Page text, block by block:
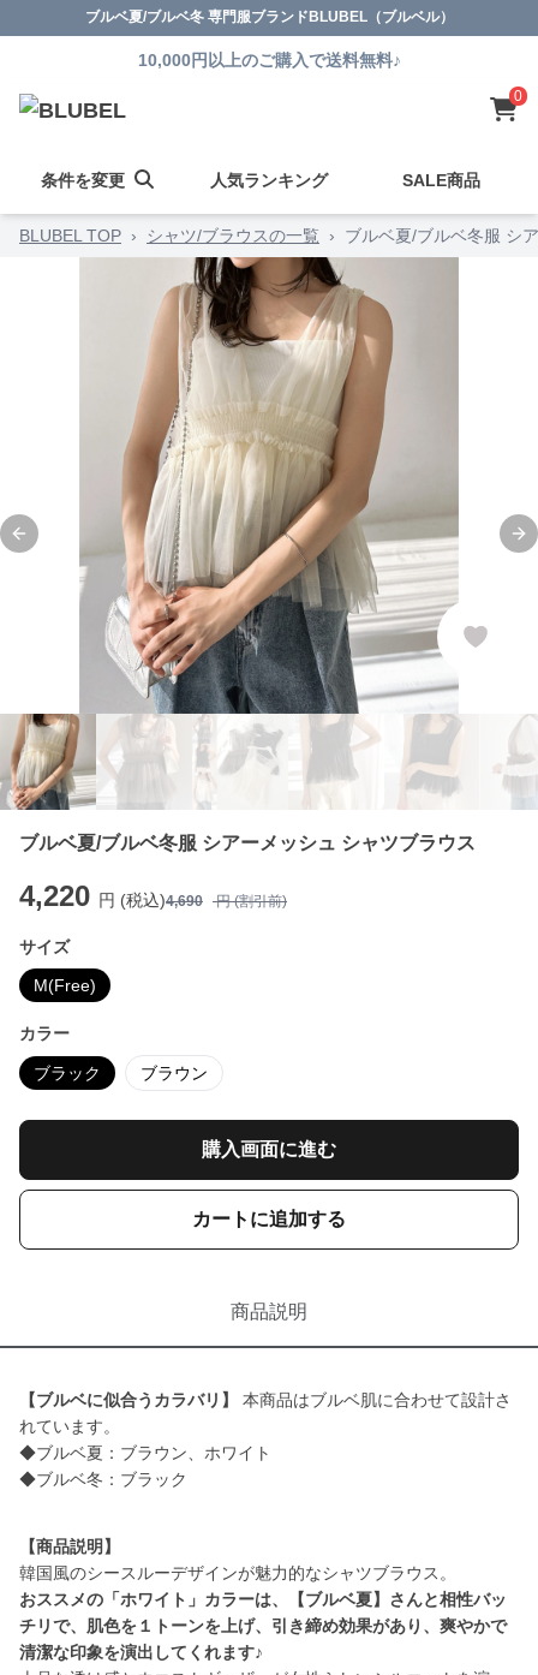
ブルベ夏/ブルベ冬 専門服ブランドBLUBEL（ブルベル）
10,000円以上のご購入で送料無料♪
0
条件を変更 人気ランキング SALE商品
BLUBEL TOP › シャツ/ブラウスの一覧 › ブルベ夏/ブルベ冬服 シ
Previous slide
ブルベ夏/ブルベ冬服 シアーメッシュ シャツブラウス
4,220 円 (税込)4,690 円 (割引前)
サイズ
M(Free)
カラー
ブラック ブラウン
購入画面に進む
カートに追加する
商品説明
【ブルベに似合うカラバリ】
本商品はブルベ肌に合わせて設計さ
れています。
◆ブルベ夏：ブラウン、ホワイト
◆ブルベ冬：ブラック
【商品説明】
おススメの「ホワイト」カラーは、【ブルベ夏】さんと相性バッ
チリで、肌色を１トーンを上げ、引き締め効果があり、爽やかで
清潔な印象を演出してくれます♪